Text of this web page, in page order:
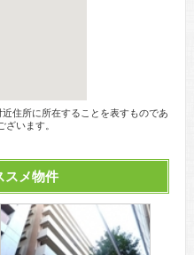
住所に所在することを表すものであ
います。
スメ物件